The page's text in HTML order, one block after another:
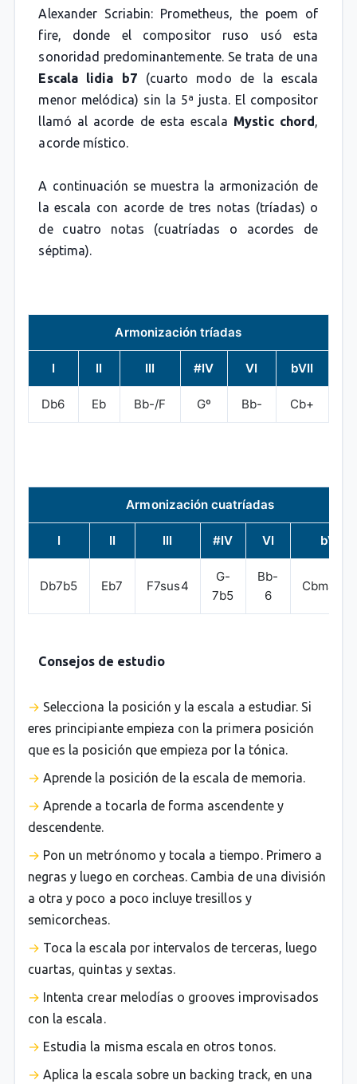
Alexander Scriabin: Prometheus, the poem of
fire, donde el compositor ruso usó esta
sonoridad predominantemente. Se trata de una
Escala lidia b7 (cuarto modo de la escala
menor melódica) sin la 5ª justa. El compositor
llamó al acorde de esta escala Mystic chord,
acorde místico.
A continuación se muestra la armonización de
la escala con acorde de tres notas (tríadas) o
de cuatro notas (cuatríadas o acordes de
séptima).
Armonización tríadas
I II III #IV VI bVII
Db6 Eb Bb-/F Gº Bb- Cb+
Armonización cuatríadas
I II III #IV VI bVII
Db7b5 Eb7 F7sus4
G-
7b5
Bb-
6
Consejos de estudio
Selecciona la posición y la escala a estudiar. Si
eres principiante empieza con la primera posición
que es la posición que empieza por la tónica.
Aprende la posición de la escala de memoria.
Aprende a tocarla de forma ascendente y
descendente.
Pon un metrónomo y tocala a tiempo. Primero a
negras y luego en corcheas. Cambia de una división
a otra y poco a poco incluye tresillos y
semicorcheas.
Toca la escala por intervalos de terceras, luego
cuartas, quintas y sextas.
Intenta crear melodías o grooves improvisados
con la escala.
Estudia la misma escala en otros tonos.
Aplica la escala sobre un backing track, en una